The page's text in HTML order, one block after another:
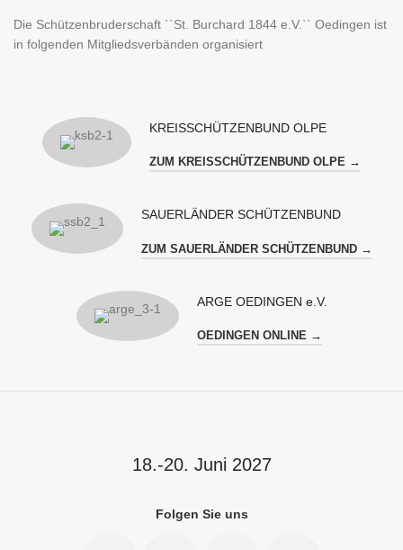
Die Schützenbruderschaft ``St. Burchard 1844 e.V.`` Oedingen ist
in folgenden Mitgliedsverbänden organisiert
KREISSCHÜTZENBUND OLPE
ZUM KREISSCHÜTZENBUND OLPE →
SAUERLÄNDER SCHÜTZENBUND
ZUM SAUERLÄNDER SCHÜTZENBUND →
ARGE OEDINGEN e.V.
OEDINGEN ONLINE →
18.-20. Juni 2027
Folgen Sie uns